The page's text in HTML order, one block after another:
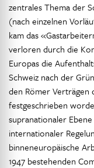
zentrales Thema der
(nach einzelnen
kam das
verloren durch die
Europas die
Schweiz nach der
den Römer Verträgen
festgeschrieben
supranationaler
internationaler
binneneuropäische
1947 bestehenden